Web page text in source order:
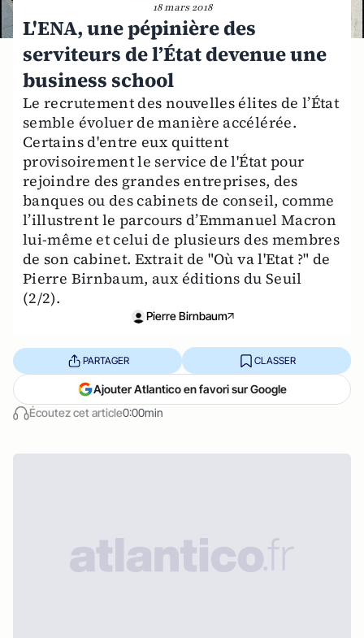
18 mars 2018
L'ENA, une pépinière des
serviteurs de l’État devenue une
business school
Le recrutement des nouvelles élites de l’État
semble évoluer de manière accélérée.
Certains d'entre eux quittent
provisoirement le service de l'État pour
rejoindre des grandes entreprises, des
banques ou des cabinets de conseil, comme
l’illustrent le parcours d’Emmanuel Macron
lui-même et celui de plusieurs des membres
de son cabinet. Extrait de "Où va l'Etat ?" de
Pierre Birnbaum, aux éditions du Seuil
(2/2).
Pierre Birnbaum
Écoutez cet article0:00min
PARTAGER CLASSER
Ajouter Atlantico en favori sur Google